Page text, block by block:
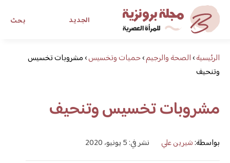
بحث الجديد
مجلة برونزية للفتاة العصريةالرئيسية›الصحة والرجيم›حميات وتخسيس›مشروبات تخسيس
وتنحيف
مشروبات تخسيس وتنحيف
بواسطة:شيرين علي نشر في: 5 يونيو، 2020